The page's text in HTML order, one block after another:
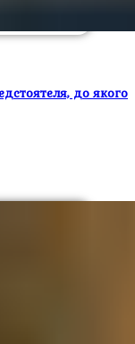
до якого